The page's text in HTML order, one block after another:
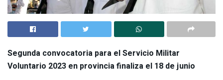
Segunda convocatoria para el Servicio Militar
Voluntario 2023 en provincia finaliza el 18 de junio